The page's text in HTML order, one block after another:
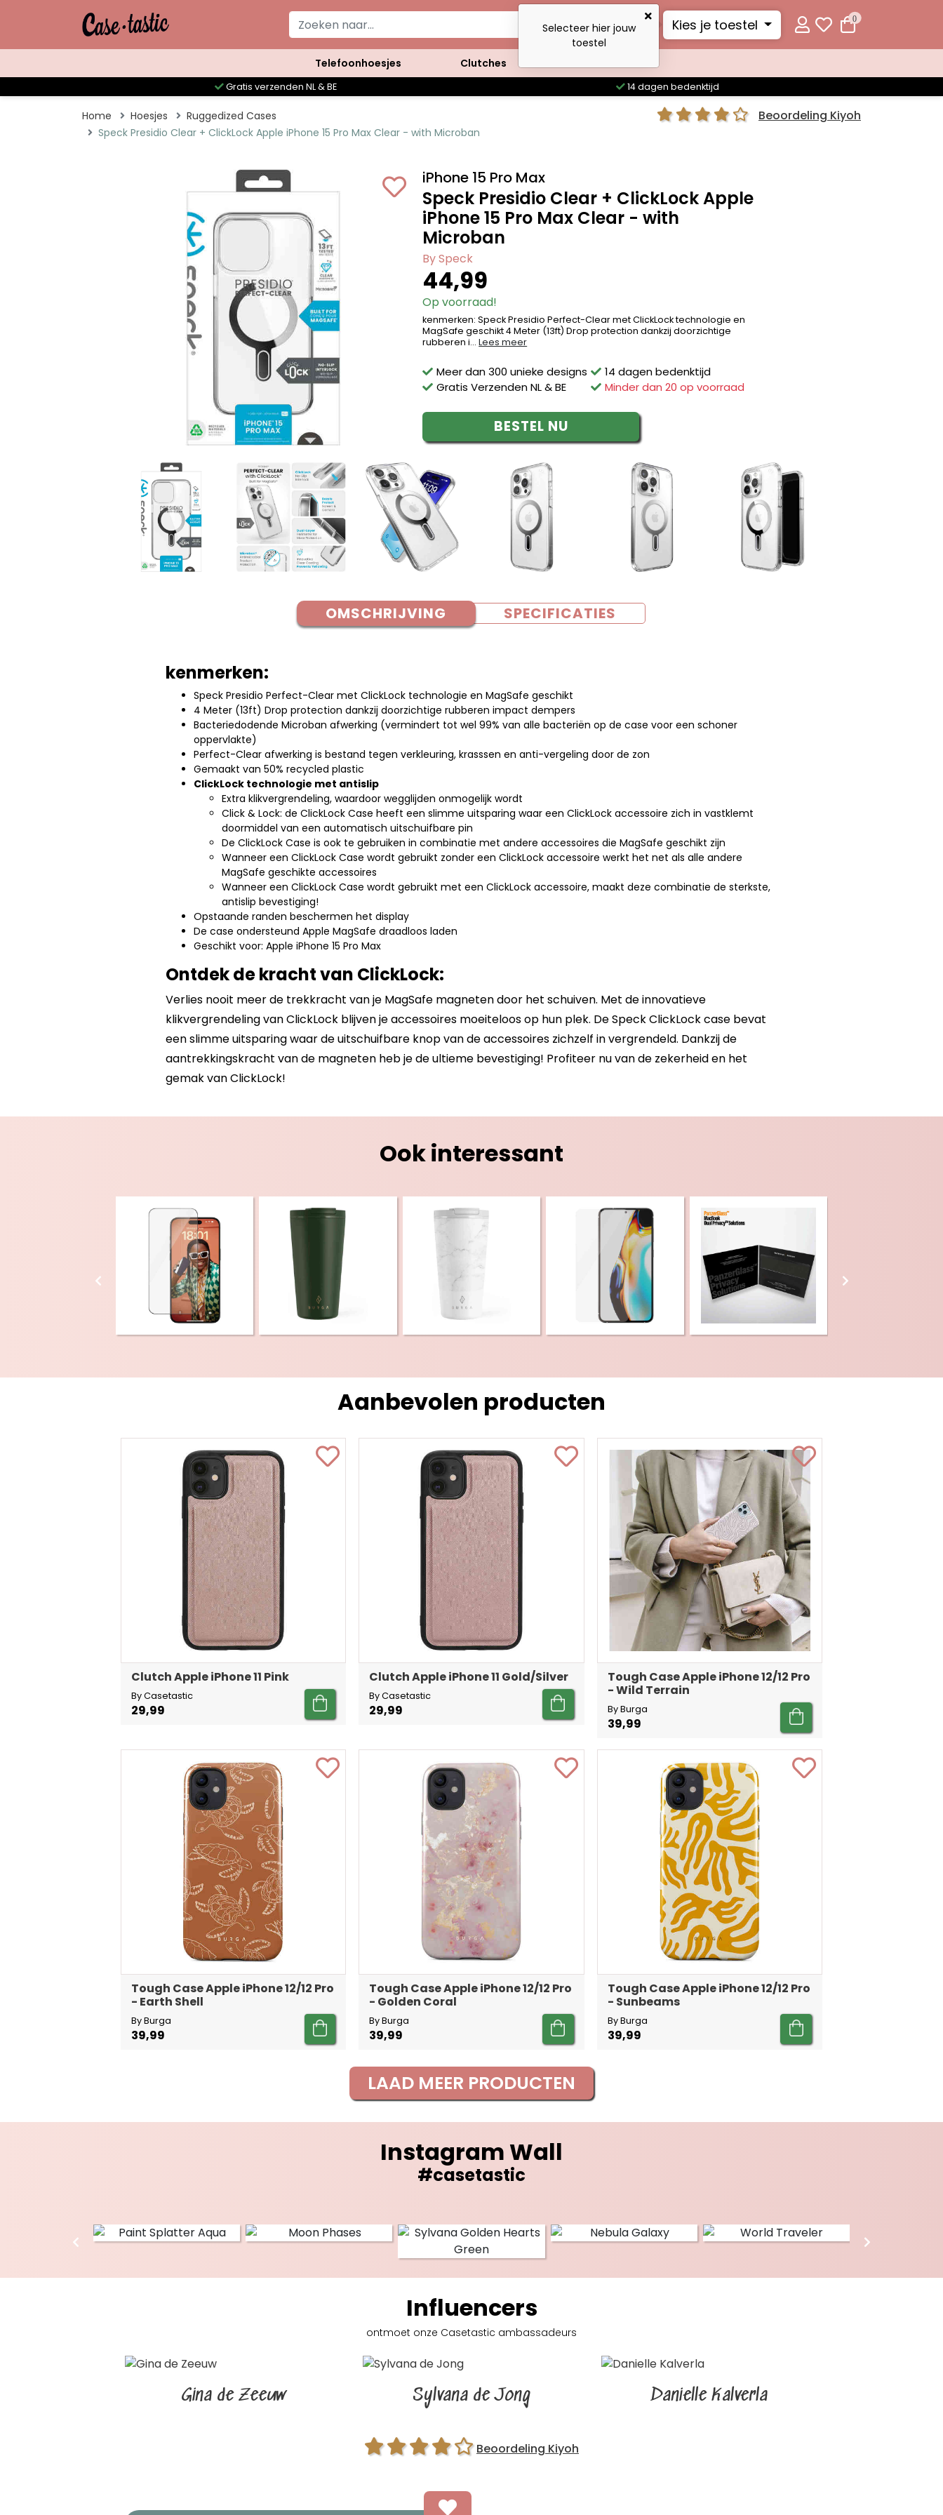
Kies je toestel 0
Telefoonhoesjes Clutches
Gratis verzenden NL & BE 14 dagen bedenktijd
Home Hoesjes
Ruggedized Cases
Speck Presidio Clear + ClickLock Apple iPhone 15 Pro Max Clear - with Microban
Beoordeling Kiyoh
iPhone 15 Pro Max
Speck Presidio Clear + ClickLock Apple
iPhone 15 Pro Max Clear - with
Microban
By Speck
44,99
Op voorraad!
kenmerken: Speck Presidio Perfect-Clear met ClickLock technologie en
MagSafe geschikt 4 Meter (13ft) Drop protection dankzij doorzichtige
rubberen i...Lees meer
Meer dan 300 unieke designs
Gratis Verzenden NL & BE
14 dagen bedenktijd
Minder dan 20 op voorraad
BESTEL NU
OMSCHRIJVING SPECIFICATIES
kenmerken:
Speck Presidio Perfect-Clear met ClickLock technologie en MagSafe geschikt
4 Meter (13ft) Drop protection dankzij doorzichtige rubberen impact dempers
Bacteriedodende Microban afwerking (vermindert tot wel 99% van alle bacteriën op de case voor een schoner
oppervlakte)
Perfect-Clear afwerking is bestand tegen verkleuring, krasssen en anti-vergeling door de zon
Gemaakt van 50% recycled plastic
ClickLock technologie met antislip
Extra klikvergrendeling, waardoor wegglijden onmogelijk wordt
Click & Lock: de ClickLock Case heeft een slimme uitsparing waar een ClickLock accessoire zich in vastklemt
doormiddel van een automatisch uitschuifbare pin
De ClickLock Case is ook te gebruiken in combinatie met andere accessoires die MagSafe geschikt zijn
Wanneer een ClickLock Case wordt gebruikt zonder een ClickLock accessoire werkt het net als alle andere
MagSafe geschikte accessoires
Wanneer een ClickLock Case wordt gebruikt met een ClickLock accessoire, maakt deze combinatie de sterkste,
antislip bevestiging!
Opstaande randen beschermen het display
De case ondersteund Apple MagSafe draadloos laden
Geschikt voor: Apple iPhone 15 Pro Max
Ontdek de kracht van ClickLock:
Verlies nooit meer de trekkracht van je MagSafe magneten door het schuiven. Met de innovatieve
klikvergrendeling van ClickLock blijven je accessoires moeiteloos op hun plek. De Speck ClickLock case bevat
een slimme uitsparing waar de uitschuifbare knop van de accessoires zichzelf in vergrendeld. Dankzij de
aantrekkingskracht van de magneten heb je de ultieme bevestiging! Profiteer nu van de zekerheid en het
gemak van ClickLock!
Ook interessant
Aanbevolen producten
Clutch Apple iPhone 11 Pink
By Casetastic
29,99
Clutch Apple iPhone 11 Gold/Silver
By Casetastic
29,99
Tough Case Apple iPhone 12/12 Pro
- Wild Terrain
By Burga
39,99
Tough Case Apple iPhone 12/12 Pro
- Earth Shell
By Burga
39,99
Tough Case Apple iPhone 12/12 Pro
- Golden Coral
By Burga
39,99
Tough Case Apple iPhone 12/12 Pro
- Sunbeams
By Burga
39,99
LAAD MEER PRODUCTEN
Instagram Wall
#casetastic
Influencers
ontmoet onze Casetastic ambassadeurs
Gina de Zeeuw Sylvana de Jong Danielle Kalverla
Beoordeling Kiyoh
Selecteer hier jouw
toestel